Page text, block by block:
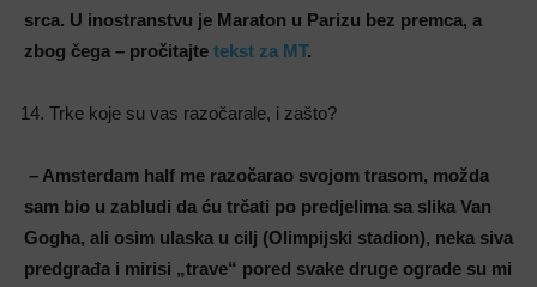
srca. U inostranstvu je Maraton u Parizu bez premca, a
zbog čega – pročitajte tekst za MT.
Trke koje su vas razočarale, i zašto?
– Amsterdam half me razočarao svojom trasom, možda
sam bio u zabludi da ću trčati po predjelima sa slika Van
Gogha, ali osim ulaska u cilj (Olimpijski stadion), neka siva
predgrađa i mirisi „trave“ pored svake druge ograde su mi